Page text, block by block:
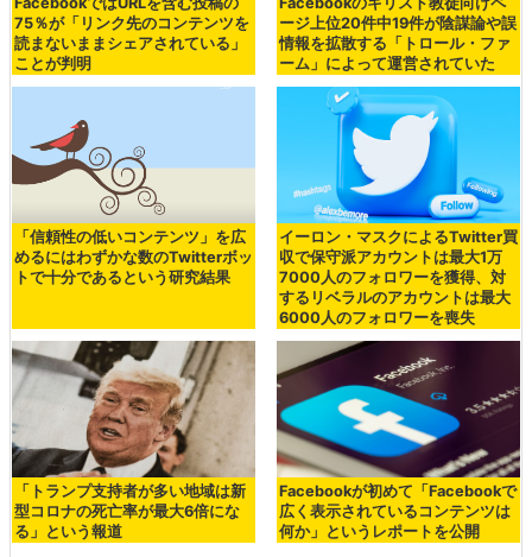
75％が「リンク先のコンテンツを
読まないままシェアされている」
ことが判明
ージ上位20件中19件が陰謀論や誤
情報を拡散する「トロール・ファ
ーム」によって運営されていた
「信頼性の低いコンテンツ」を広
めるにはわずかな数のTwitterボッ
トで十分であるという研究結果
イーロン・マスクによるTwitter買
収で保守派アカウントは最大1万
7000人のフォロワーを獲得、対
するリベラルのアカウントは最大
6000人のフォロワーを喪失
「トランプ支持者が多い地域は新
型コロナの死亡率が最大6倍にな
る」という報道
Facebookが初めて「Facebookで
広く表示されているコンテンツは
何か」というレポートを公開